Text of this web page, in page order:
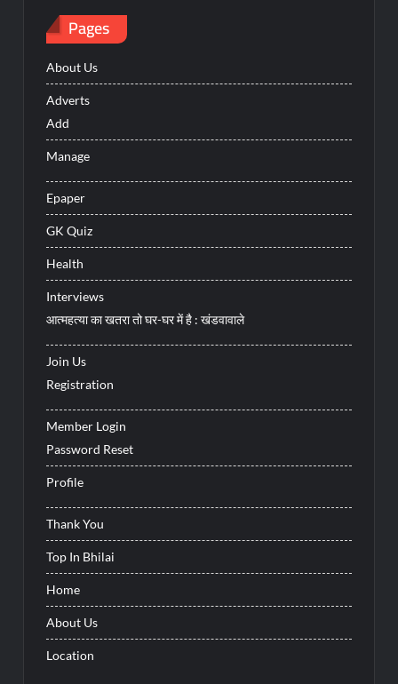
Pages
About Us
Adverts
Add
Manage
Epaper
GK Quiz
Health
Interviews
आत्महत्या का खतरा तो घर-घर में है : खंडवावाले
Join Us
Registration
Member Login
Password Reset
Profile
Thank You
Top In Bhilai
Home
About Us
Location